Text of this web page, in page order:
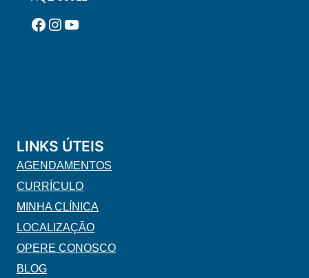
Facebook
Instagram
YouTube
LINKS ÚTEIS
AGENDAMENTOS
CURRÍCULO
MINHA CLÍNICA
LOCALIZAÇÃO
OPERE CONOSCO
BLOG